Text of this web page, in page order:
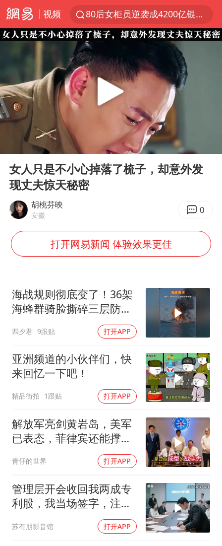
视频
80后女柜员逆袭成4200亿银行副行长
多地要求领导干部带头休假
金饰克价大幅跳涨
24小时不关空调 电费会更低吗
今年4位周星驰电影配角去世
中国五箭齐发反制美国
号召领导带头休假 是大家不想休吗
“梅姨”准确年龄仍未知
上海一酒店房间爬满床虱 住客反被怼
中国经济展现强大韧性和活力
Play
00:00
女人只是不小心掉落了梳子，却意外发
现丈夫惊天秘密
胡桃芬映
安徽 0
打开网易新闻 体验效果更佳
海战规则彻底变了！36架
海蜂群骑脸撕碎三层防空
四夕君 9跟贴 打开APP
亚洲频道的小伙伴们，快
来回忆一下吧！
精品街拍 1跟贴 打开APP
解放军亮剑黄岩岛，美军
已表态，菲律宾还能撑多
青仔的世界 打开APP
管理层开会收回我两成专
利股，我当场签字，注销
核心技术授权，全员慌了
苏有朋影音馆 打开APP